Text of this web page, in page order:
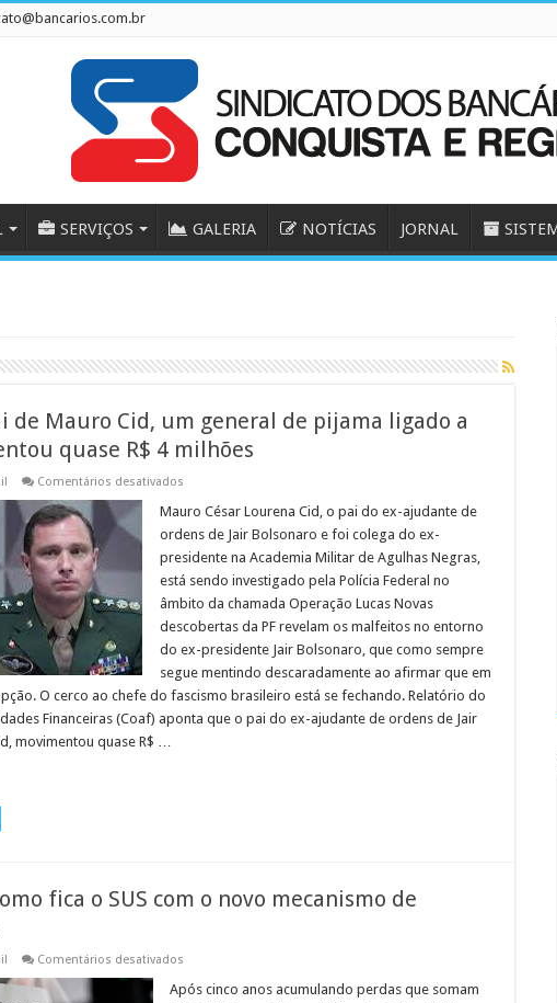
SERVIÇOS GALERIA NOTÍCIAS JORNAL
de Mauro Cid, um general de pijama ligado a
quase R$ 4 milhões
Comentários desativados
de
pai
de
Mauro
Cid,
um
general
de
ligado
Bolsonaro,
movimentou
R$
Mauro César Lourena Cid, o pai do ex-ajudante de
ordens de Jair Bolsonaro e foi colega do ex-
presidente na Academia Militar de Agulhas Negras,
está sendo investigado pela Polícia Federal no
âmbito da chamada Operação Lucas Novas
descobertas da PF revelam os malfeitos no entorno
do ex-presidente Jair Bolsonaro, que como sempre
segue mentindo descaradamente ao afirmar que em
O cerco ao chefe do fascismo brasileiro está se fechando. Relatório do
Financeiras (Coaf) aponta que o pai do ex-ajudante de ordens de Jair
movimentou quase R$ …
fica o SUS com o novo mecanismo de
Comentários desativados
fiscal:
Após cinco anos acumulando perdas que somam